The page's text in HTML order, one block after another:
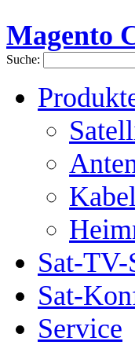
Magento
Suche:
Sat-TV-
Sat-
Service